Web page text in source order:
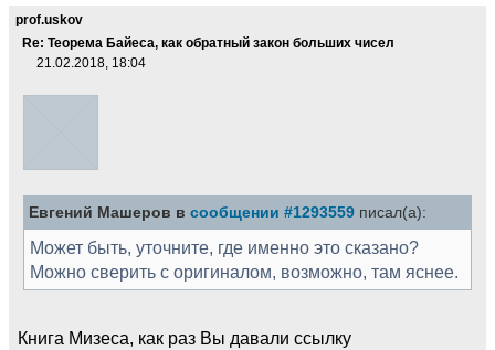
prof.uskov
Re: Теорема Байеса, как обратный закон больших чисел
21.02.2018, 18:04
Евгений Машеров в сообщении #1293559 писал(а):
Может быть, уточните, где именно это сказано?
Можно сверить с оригиналом, возможно, там яснее.
Книга Мизеса, как раз Вы давали ссылку